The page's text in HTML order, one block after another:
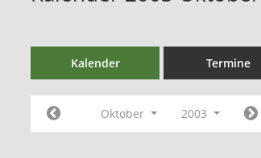
Kalender Termine
Oktober 2003